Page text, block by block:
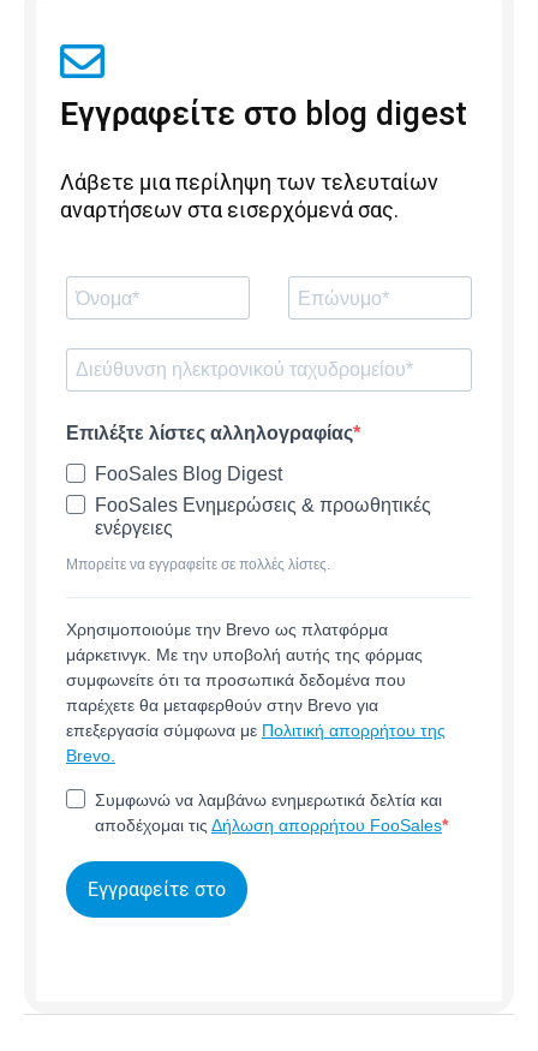
Εγγραφείτε στο blog digest
Λάβετε μια περίληψη των τελευταίων
αναρτήσεων στα εισερχόμενά σας.
Επιλέξτε λίστες αλληλογραφίας
FooSales Blog Digest
FooSales Ενημερώσεις & προωθητικές
ενέργειες
Μπορείτε να εγγραφείτε σε πολλές λίστες.
Χρησιμοποιούμε την Brevo ως πλατφόρμα
μάρκετινγκ. Με την υποβολή αυτής της φόρμας
συμφωνείτε ότι τα προσωπικά δεδομένα που
παρέχετε θα μεταφερθούν στην Brevo για
επεξεργασία σύμφωνα με Πολιτική απορρήτου της
Brevo.
Συμφωνώ να λαμβάνω ενημερωτικά δελτία και
αποδέχομαι τις Δήλωση απορρήτου FooSales
Εγγραφείτε στο